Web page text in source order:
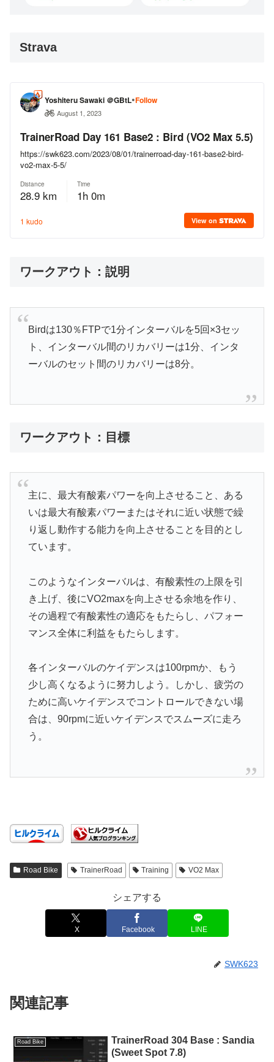
Strava
ワークアウト：説明
Birdは130％FTPで1分インターバルを5回×3セッ
ト、インターバル間のリカバリーは1分、インタ
ーバルのセット間のリカバリーは8分。
ワークアウト：目標
主に、最大有酸素パワーを向上させること、ある
いは最大有酸素パワーまたはそれに近い状態で繰
り返し動作する能力を向上させることを目的とし
ています。
このようなインターバルは、有酸素性の上限を引
き上げ、後にVO2maxを向上させる余地を作り、
その過程で有酸素性の適応をもたらし、パフォー
マンス全体に利益をもたらします。
各インターバルのケイデンスは100rpmか、もう
少し高くなるように努力しよう。しかし、疲労の
ために高いケイデンスでコントロールできない場
合は、90rpmに近いケイデンスでスムーズに走ろ
う。
Road Bike TrainerRoad Training VO2 Max
シェアする
X Facebook LINE
SWK623
関連記事
Road Bike
TrainerRoad 304 Base : Sandia
(Sweet Spot 7.8)